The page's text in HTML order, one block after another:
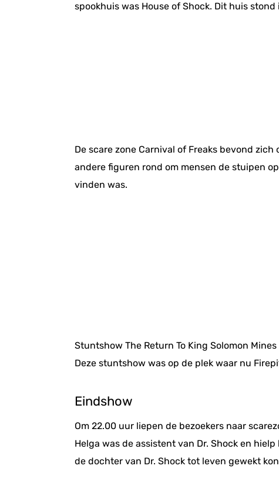
spookhuis was House of Shock. Dit huis
De scare zone Carnival of Freaks bevond
andere figuren rond om mensen de stuipen
vinden was.
Stuntshow The Return To King Solomon
Deze stuntshow was op de plek waar nu
Eindshow
Om 22.00 uur liepen de bezoekers naar
Helga was de assistent van Dr. Shock en
de dochter van Dr. Shock tot leven gewekt